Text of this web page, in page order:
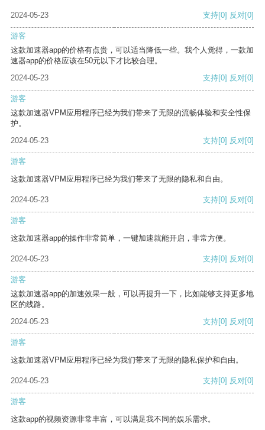
2024-05-23 支持[0] 反对[0]
游客
这款加速器app的价格有点贵，可以适当降低一些。我个人觉得，一款加
速器app的价格应该在50元以下才比较合理。
2024-05-23
支持[0] 反对[0]
游客
这款加速器VPM应用程序已经为我们带来了无限的流畅体验和安全性保
护。
2024-05-23
支持[0] 反对[0]
游客
这款加速器VPM应用程序已经为我们带来了无限的隐私和自由。
2024-05-23 支持[0] 反对[0]
游客
这款加速器app的操作非常简单，一键加速就能开启，非常方便。
2024-05-23 支持[0] 反对[0]
游客
这款加速器app的加速效果一般，可以再提升一下，比如能够支持更多地
区的线路。
2024-05-23
支持[0] 反对[0]
游客
这款加速器VPM应用程序已经为我们带来了无限的隐私保护和自由。
2024-05-23 支持[0] 反对[0]
游客
这款app的视频资源非常丰富，可以满足我不同的娱乐需求。